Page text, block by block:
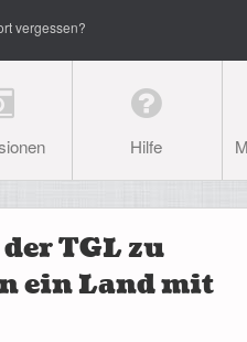
vergessen?
Hilfe
TGL zu
ein Land mit